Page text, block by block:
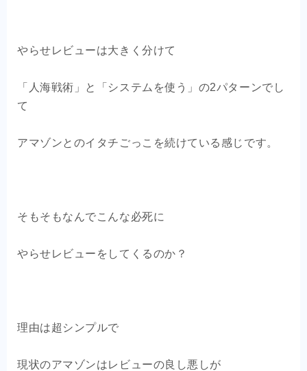
やらせレビューは大きく分けて
「人海戦術」と「システムを使う」の2パターンでし
て
アマゾンとのイタチごっこを続けている感じです。
そもそもなんでこんな必死に
やらせレビューをしてくるのか？
理由は超シンプルで
現状のアマゾンはレビューの良し悪しが